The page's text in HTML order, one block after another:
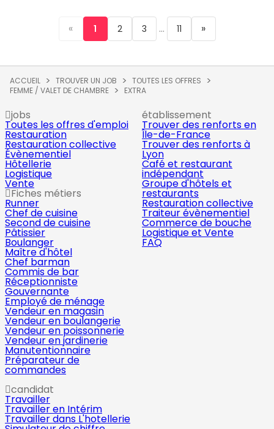
« 1 2 3 ... 11 »
ACCUEIL TROUVER UN JOB
TOUTES LES OFFRES
FEMME / VALET DE CHAMBRE
EXTRA
jobs
Toutes les offres d'emploi
Restauration
Restauration collective
Évènementiel
Hôtellerie
Logistique
Vente
Fiches métiers
Runner
Chef de cuisine
Second de cuisine
Pâtissier
Boulanger
Maître d'hôtel
Chef barman
Commis de bar
Réceptionniste
Gouvernante
Employé de ménage
Vendeur en magasin
Vendeur en boulangerie
Vendeur en poissonnerie
Vendeur en jardinerie
Manutentionnaire
Préparateur de
commandes
établissement
Trouver des renforts en
Île-de-France
Trouver des renforts à
Lyon
Café et restaurant
indépendant
Groupe d'hôtels et
restaurants
Restauration collective
Traiteur évènementiel
Commerce de bouche
Logistique et Vente
FAQ
candidat
Travailler
Travailler en Intérim
Travailler dans L'hotellerie